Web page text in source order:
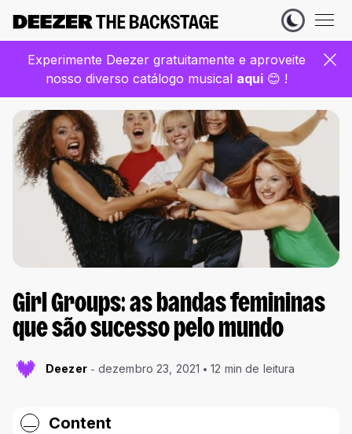
Experimente Deezer gratuitamente e aproveite
nosso diverso catálogo musical aqui 😊 !
Girl Groups: as bandas femininas
que são sucesso pelo mundo
Deezer dezembro 23, 2021 12 min de leitura
Content